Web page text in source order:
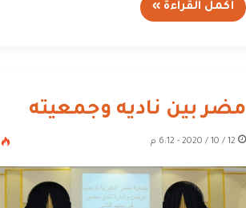
أكمل القراءة »
مضر بين ناديه وجمعيته
12 / 10 / 2020 - 6:12 م